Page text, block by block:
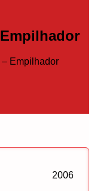
Empilhador
2006